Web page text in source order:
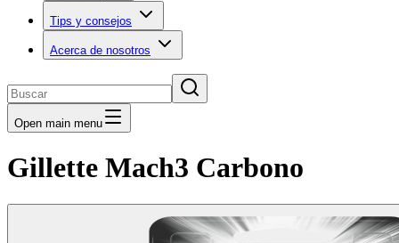
Tips y consejos
Acerca de nosotros
Open main menu
Gillette Mach3 Carbono